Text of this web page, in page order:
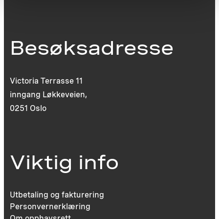
Besøksadresse
Victoria Terrasse 11
inngang Løkkeveien,
0251 Oslo
Viktig info
Utbetaling og fakturering
Personvernerklæring